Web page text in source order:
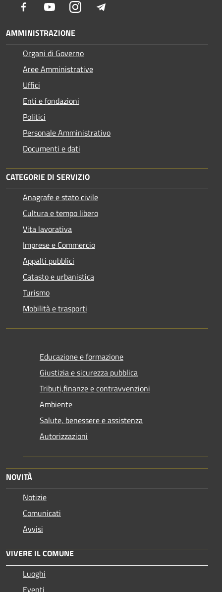
Facebook YoutubeInstagram
AMMINISTRAZIONE
Organi di Governo
Aree Amministrative
Uffici
Enti e fondazioni
Politici
Personale Amministrativo
Documenti e dati
CATEGORIE DI SERVIZIO
Anagrafe e stato civile
Cultura e tempo libero
Vita lavorativa
Imprese e Commercio
Appalti pubblici
Catasto e urbanistica
Turismo
Mobilità e trasporti
Educazione e formazione
Giustizia e sicurezza pubblica
Tributi,finanze e contravvenzioni
Ambiente
Salute, benessere e assistenza
Autorizzazioni
NOVITÀ
Notizie
Comunicati
Avvisi
VIVERE IL COMUNE
Luoghi